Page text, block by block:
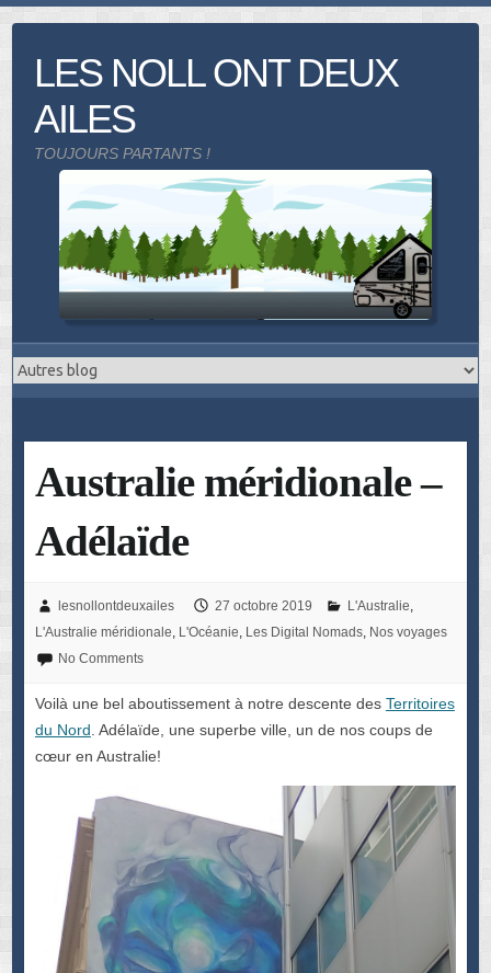
LES NOLL ONT DEUX
AILES
TOUJOURS PARTANTS !
Australie méridionale –
Adélaïde
lesnollontdeuxailes 27 octobre 2019 L'Australie
L'Australie méridionale L'Océanie Les Digital Nomads, Nos voyages
No Comments
Voilà une bel aboutissement à notre descente des Territoires
du Nord . Adélaïde, une superbe ville, un de nos coups de
cœur en Australie!